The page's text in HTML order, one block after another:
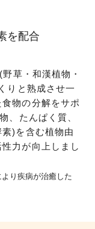
を配合
草・和漢植物・
りと熟成させ一
物の分解をサポ
、たんぱく質、
)を含む植物由
力が向上しまし
り疾病が治癒した